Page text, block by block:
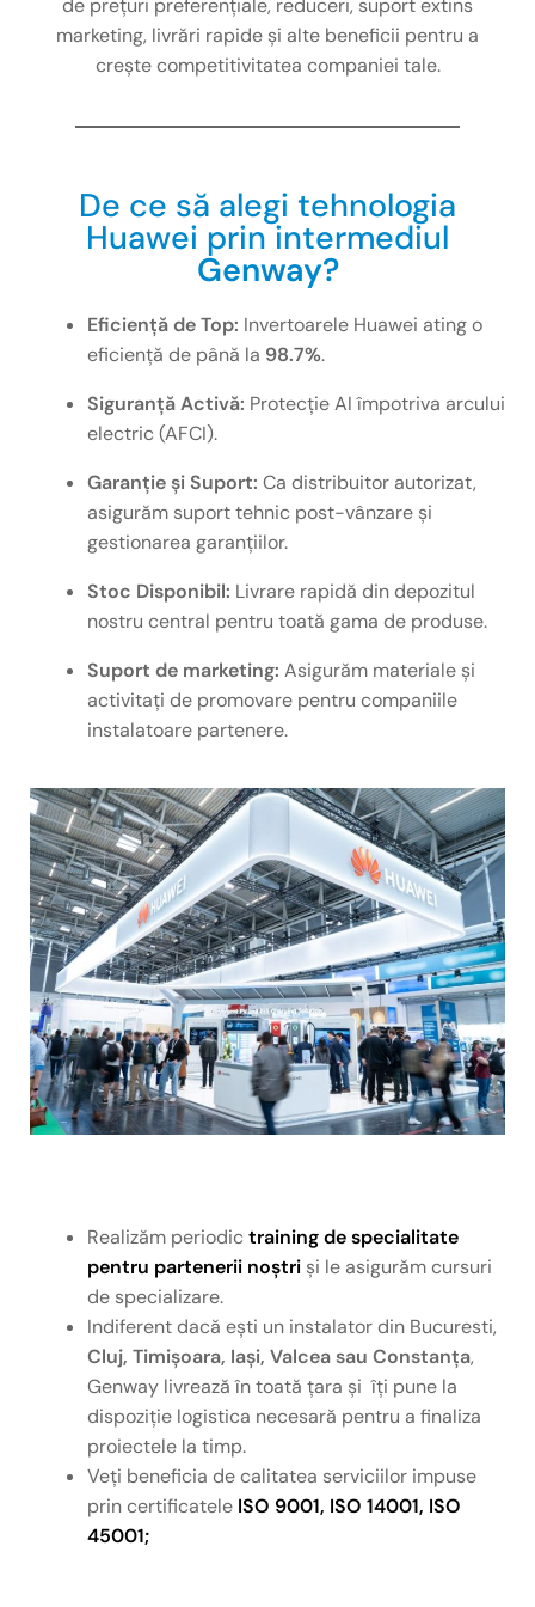
de prețuri preferențiale, reduceri, suport extins
marketing, livrări rapide și alte beneficii pentru a
crește competitivitatea companiei tale.
De ce să alegi tehnologia
Huawei prin intermediul
Genway?
Eficiență de Top: Invertoarele Huawei ating o
eficiență de până la 98.7%.
Siguranță Activă: Protecție AI împotriva arcului
electric (AFCI).
Garanție și Suport: Ca distribuitor autorizat,
asigurăm suport tehnic post-vânzare și
gestionarea garanțiilor.
Stoc Disponibil: Livrare rapidă din depozitul
nostru central pentru toată gama de produse.
Suport de marketing: Asigurăm materiale și
activitați de promovare pentru companiile
instalatoare partenere.
Realizăm periodic training de specialitate
pentru partenerii noștri și le asigurăm cursuri
de specializare.
Indiferent dacă ești un instalator din Bucuresti,
Cluj, Timișoara, Iași, Valcea sau Constanța,
Genway livrează în toată țara și îți pune la
dispoziție logistica necesară pentru a finaliza
proiectele la timp.
Veți beneficia de calitatea serviciilor impuse
prin certificatele ISO 9001, ISO 14001, ISO
45001;